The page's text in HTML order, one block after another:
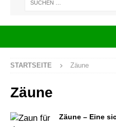
STARTSEITE Zäune
Zäune
Zäune – Eine